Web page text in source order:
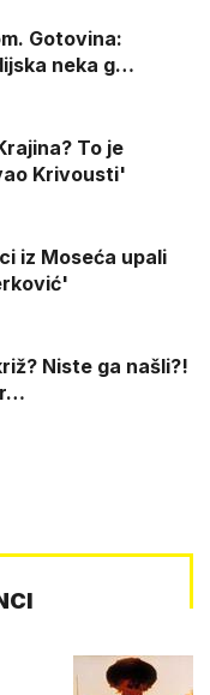
neka g…
To je
Krivousti'
iz Moseća upali
Niste ga našli?!